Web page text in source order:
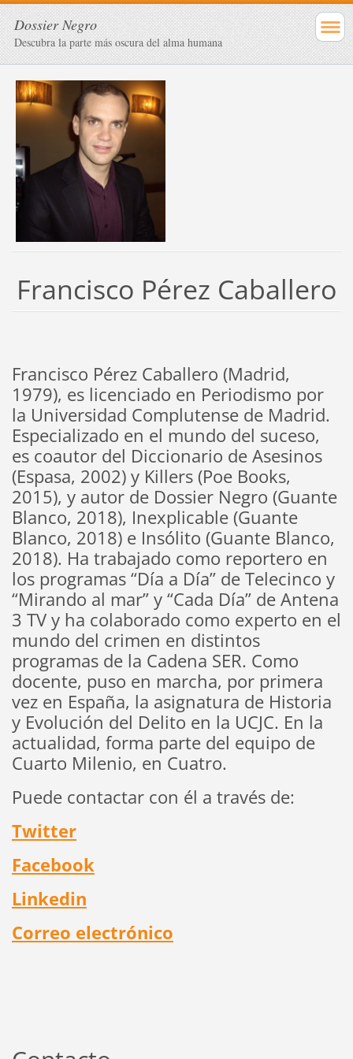
Dossier Negro
Descubra la parte más oscura del alma humana
Francisco Pérez Caballero
Francisco Pérez Caballero (Madrid,
1979), es licenciado en Periodismo por
la Universidad Complutense de Madrid.
Especializado en el mundo del suceso,
es coautor del Diccionario de Asesinos
(Espasa, 2002) y Killers (Poe Books,
2015), y autor de Dossier Negro (Guante
Blanco, 2018), Inexplicable (Guante
Blanco, 2018) e Insólito (Guante Blanco,
2018). Ha trabajado como reportero en
los programas “Día a Día” de Telecinco y
“Mirando al mar” y “Cada Día” de Antena
3 TV y ha colaborado como experto en el
mundo del crimen en distintos
programas de la Cadena SER. Como
docente, puso en marcha, por primera
vez en España, la asignatura de Historia
y Evolución del Delito en la UCJC. En la
actualidad, forma parte del equipo de
Cuarto Milenio, en Cuatro.
Puede contactar con él a través de:
Twitter
Facebook
Linkedin
Correo electrónico